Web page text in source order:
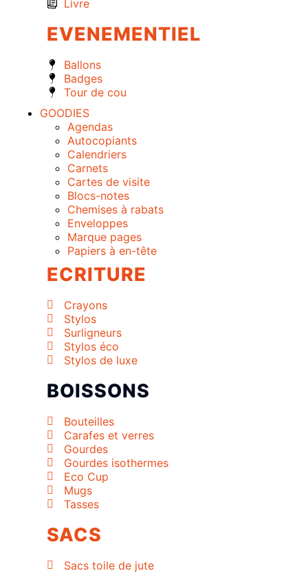
Livre
EVENEMENTIEL
Ballons
Badges
Tour de cou
GOODIES
Agendas
Autocopiants
Calendriers
Carnets
Cartes de visite
Blocs-notes
Chemises à rabats
Enveloppes
Marque pages
Papiers à en-tête
ECRITURE
Crayons
Stylos
Surligneurs
Stylos éco
Stylos de luxe
BOISSONS
Bouteilles
Carafes et verres
Gourdes
Gourdes isothermes
Eco Cup
Mugs
Tasses
SACS
Sacs toile de jute